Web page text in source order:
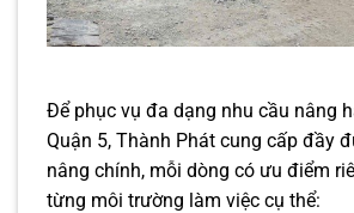
Để phục vụ đa dạng nhu cầu nâng
Quận 5, Thành Phát cung cấp đầy
nâng chính, mỗi dòng có ưu điểm
từng môi trường làm việc cụ thể: